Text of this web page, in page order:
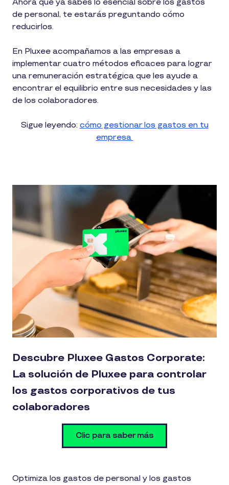
Ahora que ya sabes lo esencial sobre los gastos
de personal, te estarás preguntando cómo
reducirlos.
En Pluxee acompañamos a las empresas a
implementar cuatro métodos eficaces para lograr
una remuneración estratégica que les ayude a
encontrar el equilibrio entre sus necesidades y las
de los colaboradores.
Sigue leyendo: cómo gestionar los gastos en tu
empresa
Descubre Pluxee Gastos Corporate:
La solución de Pluxee para controlar
los gastos corporativos de tus
colaboradores
Clic para saber más
Optimiza los gastos de personal y los gastos